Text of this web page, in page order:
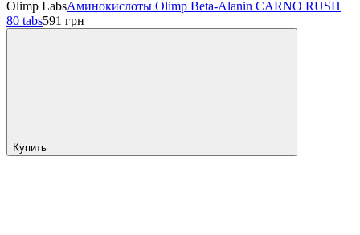
Olimp LabsАминокислоты Olimp Beta-Alanin CARNO RUSH
80 tabs591 грн
Купить